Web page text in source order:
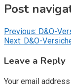
Post
Previous: D&O-
Next: D&O-
Leave a Reply
Your email